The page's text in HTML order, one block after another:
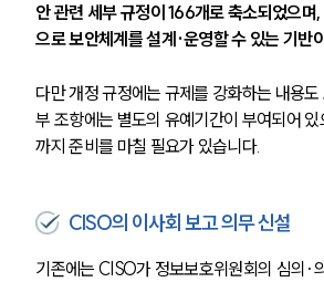
안 관련 세부 규정이 166개로 축소되었으며
으로 보안체계를 설계·운영할 수 있는 기반
다만 개정 규정에는 규제를 강화하는 내용
부 조항에는 별도의 유예기간이 부여되어
까지 준비를 마칠 필요가 있습니다.
CISO의 이사회 보고 의무 신설
기존에는 CISO가 정보보호위원회의 심의·